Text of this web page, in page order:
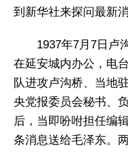
到新华社来探问最新消
1937年7月7日卢
在延安城内办公，电
队进攻卢沟桥、当地
央党报委员会秘书、
后，当即吩咐担任编
条消息送给毛泽东。